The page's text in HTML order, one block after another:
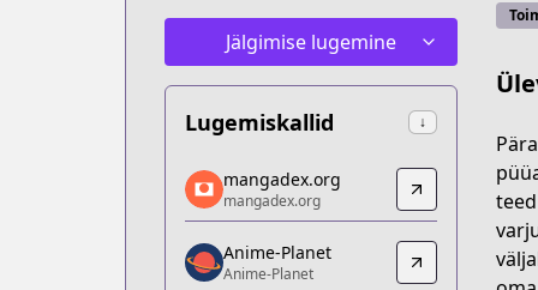
Jälgimise lugemine
Lugemiskallid ↓
mangadex.org
mangadex.org
https://mangadex.org/title/ade0306c-
Anime-Planet
mangadex.org
mangadex.org
Anime-Planet
Anime-Planet